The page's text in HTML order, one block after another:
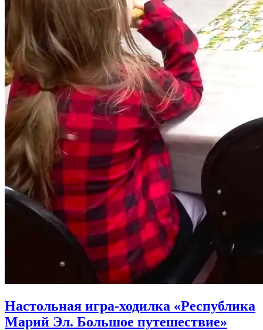
Настольная игра-ходилка «Республика
Марий Эл. Большое путешествие»